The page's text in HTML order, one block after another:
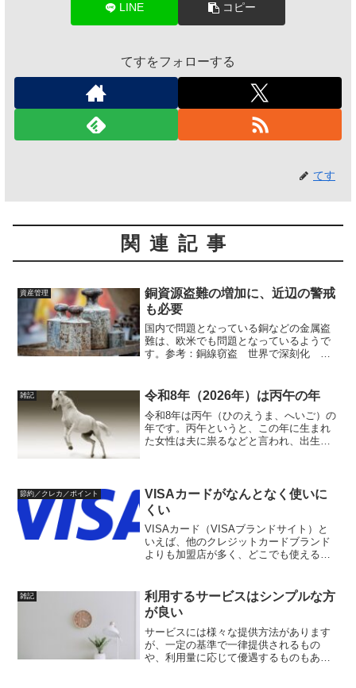
LINE コピー
てすをフォローする
てす
関連記事
資産管理
銅資源盗難の増加に、近辺の警戒
も必要
国内で問題となっている銅などの金属盗
難は、欧米でも問題となっているようで
す。参考：銅線窃盗 世界で深刻化 欧
(sankei.com)特に人目につきにくい山中
の太陽光...
雑記 令和8年（2026年）は丙午の年
令和8年は丙午（ひのえうま、へいご）の
年です。丙午というと、この年に生まれ
た女性は夫に祟るなどと言われ、出生を
起きています（今...
節約／クレカ／ポイント
VISAカードがなんとなく使いに
くい
VISAカード（VISAブランドサイト）と
いえば、他のクレジットカードブランド
よりも加盟店が多く、どこでも使える印
にくくなっているように感じられます。
VISAブランドが...
雑記
利用するサービスはシンプルな方
が良い
サービスには様々な提供方法があります
が、一定の基準で一律提供されるもの
や、利用量に応じて優遇するものもあり